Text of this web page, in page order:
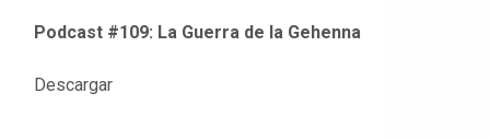
Podcast #109: La Guerra de la Gehenna
Descargar